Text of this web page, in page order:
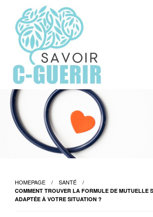
content
savoir-c-guerir.com
HOMEPAGE SANTÉ
COMMENT TROUVER LA FORMULE DE MUTUELLE
ADAPTÉE À VOTRE SITUATION ?